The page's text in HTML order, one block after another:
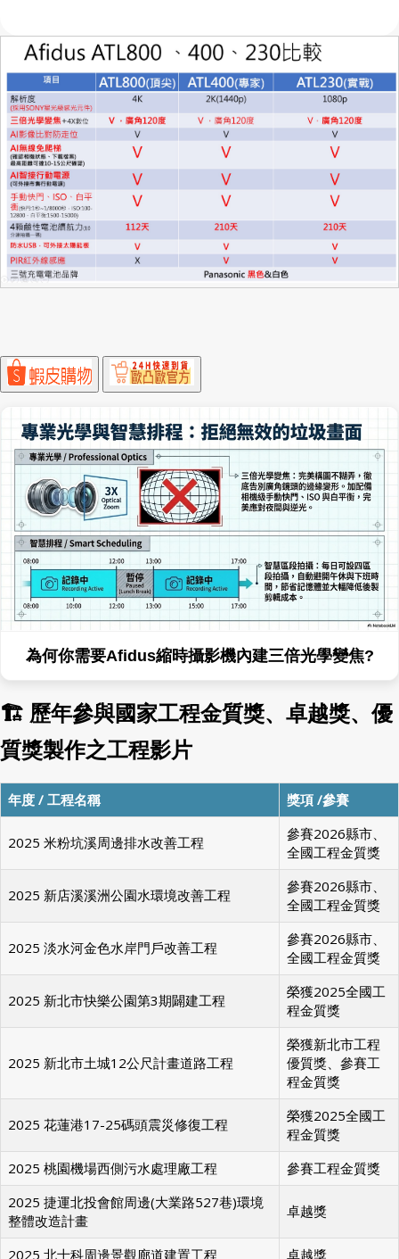
為何你需要Afidus縮時攝影機內建三倍光學變焦?
🏗 歷年參與國家工程金質獎、卓越獎、優
質獎製作之工程影片
年度 / 工程名稱 獎項 /參賽
2025 米粉坑溪周邊排水改善工程
參賽2026縣市、
全國工程金質獎
2025 新店溪溪洲公園水環境改善工程
參賽2026縣市、
全國工程金質獎
2025 淡水河金色水岸門戶改善工程
參賽2026縣市、
全國工程金質獎
2025 新北市快樂公園第3期闢建工程
榮獲2025全國工
程金質獎
2025 新北市土城12公尺計畫道路工程
榮獲新北市工程
優質獎、參賽工
程金質獎
2025 花蓮港17-25碼頭震災修復工程
榮獲2025全國工
程金質獎
2025 桃園機場西側污水處理廠工程
參賽工程金質獎
2025 捷運北投會館周邊(大業路527巷)環境
整體改造計畫
卓越獎
2025 北士科周邊景觀廊道建置工程 卓越獎